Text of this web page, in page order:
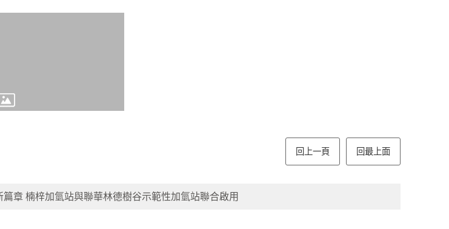
回上一頁 回最上面
章 楠梓加氫站與聯華林德樹谷示範性加氫站聯合啟用